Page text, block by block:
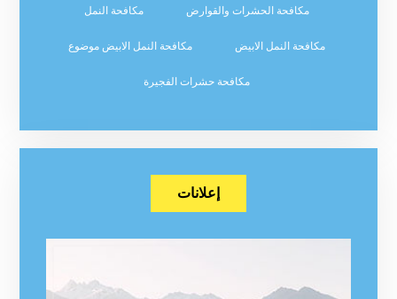
مكافحة الحشرات والقوارض مكافحة النمل
مكافحة النمل الابيض مكافحة النمل الابيض موضوع
مكافحة حشرات الفجيرة
إعلانات